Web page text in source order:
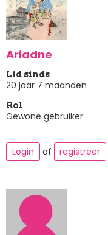
Ariadne
Lid sinds
20 jaar 7 maanden
Rol
Gewone gebruiker
Login of registreer